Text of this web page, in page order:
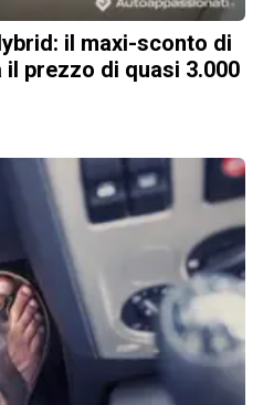
il maxi-sconto di
prezzo di quasi 3.000